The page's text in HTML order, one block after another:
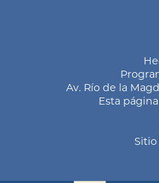
Av. Río de la
Esta